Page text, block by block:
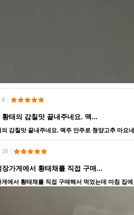
8
태의 감칠맛 끝내주네요. 맥...
감칠맛 끝내주네요. 맥주 안주로 쳥양고추 마요
20
가게에서 황태채를 직접 구매...
에서 황태채를 직접 구매해서 먹었는데 마침 집